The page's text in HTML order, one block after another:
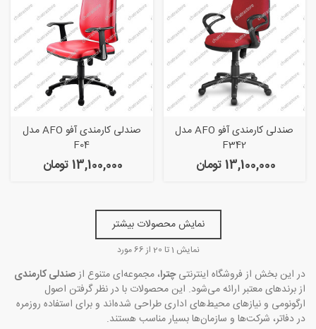
صندلی کارمندی آفو AFO مدل
F342
13,100,000 تومان
صندلی کارمندی آفو AFO مدل
F04
13,100,000 تومان
نمایش محصولات بیشتر
نمایش 1تا 20 از 66 مورد
در این بخش از فروشگاه اینترنتیچترا، مجموعه‌ای متنوع ازصندلی کارمندی
از برندهای معتبر ارائه می‌شود. این محصولات با در نظر گرفتن اصول
ارگونومی و نیازهای محیط‌های اداری طراحی شده‌اند و برای استفاده روزمره
در دفاتر، شرکت‌ها و سازمان‌ها بسیار مناسب هستند.